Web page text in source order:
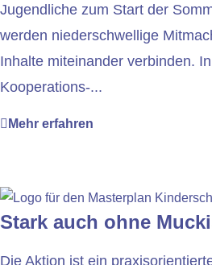
Jugendliche zum Start der
werden niederschwellige
Inhalte miteinander verbinden.
Kooperations-...
Mehr erfahren
Stark auch ohne
Die Aktion ist ein